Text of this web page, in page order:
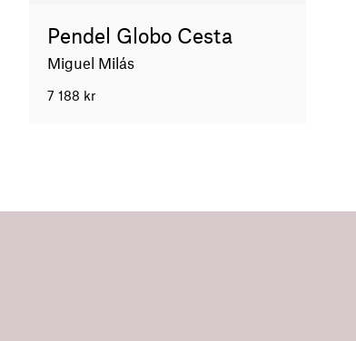
Pendel Globo Cesta
Miguel Milás
7 188 kr